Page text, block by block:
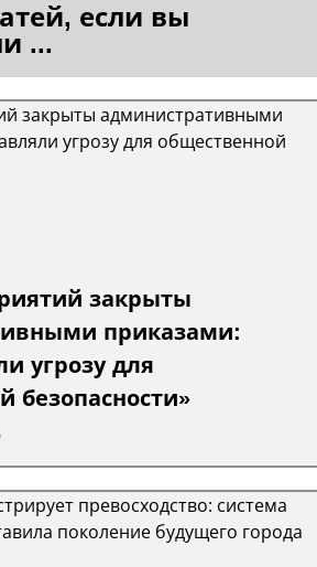
если вы
...
закрыты
приказами:
угрозу для
безопасности»